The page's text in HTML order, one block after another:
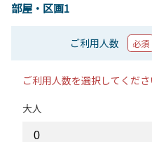
部屋・区画1
ご利用人数 必須
ご利用人数を選択してくださ
大人